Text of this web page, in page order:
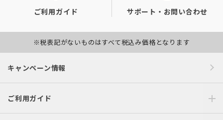
ご利用ガイド サポート・お問い合わせ
※税表記がないものはすべて税込み価格となります
キャンペーン情報
ご利用ガイド